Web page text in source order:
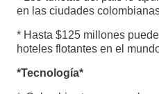
en las ciudades
* Hasta $125 millones
hoteles flotantes en el
*Tecnología*